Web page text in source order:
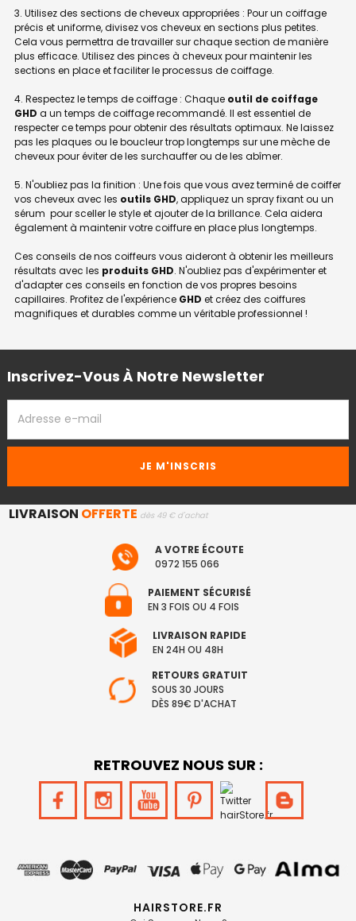
3. Utilisez des sections de cheveux appropriées : Pour un coiffage
précis et uniforme, divisez vos cheveux en sections plus petites.
Cela vous permettra de travailler sur chaque section de manière
plus efficace. Utilisez des pinces à cheveux pour maintenir les
sections en place et faciliter le processus de coiffage.
4. Respectez le temps de coiffage : Chaque outil de coiffage
GHD a un temps de coiffage recommandé. Il est essentiel de
respecter ce temps pour obtenir des résultats optimaux. Ne laissez
pas les plaques ou le boucleur trop longtemps sur une mèche de
cheveux pour éviter de les surchauffer ou de les abîmer.
5. N'oubliez pas la finition : Une fois que vous avez terminé de coiffer
vos cheveux avec les outils GHD, appliquez un spray fixant ou un
sérum pour sceller le style et ajouter de la brillance. Cela aidera
également à maintenir votre coiffure en place plus longtemps.
Ces conseils de nos coiffeurs vous aideront à obtenir les meilleurs
résultats avec les produits GHD. N'oubliez pas d'expérimenter et
d'adapter ces conseils en fonction de vos propres besoins
capillaires. Profitez de l'expérience GHD et créez des coiffures
magnifiques et durables comme un véritable professionnel !
Inscrivez-Vous À Notre Newsletter
EMAIL
LIVRAISON OFFERTE dès 49 € d'achat
A VOTRE ÉCOUTE
0972 155 066
PAIEMENT SÉCURISÉ
EN 3 FOIS OU 4 FOIS
LIVRAISON RAPIDE
EN 24H OU 48H
RETOURS GRATUIT
SOUS 30 JOURS
DÈS 89€ D'ACHAT
RETROUVEZ NOUS SUR :
HAIRSTORE.FR